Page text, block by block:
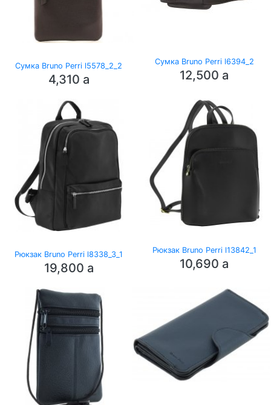
Сумка Bruno Perri l5578_2_2
4,310 a
Сумка Bruno Perri l6394_2
12,500 a
Рюкзак Bruno Perri l8338_3_1
19,800 a
Рюкзак Bruno Perri l13842_1
10,690 a